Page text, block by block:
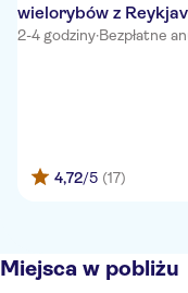
wielorybów z
2-4 godziny·Bezpłatne
4,72/5 (17)
Miejsca w pobliżu